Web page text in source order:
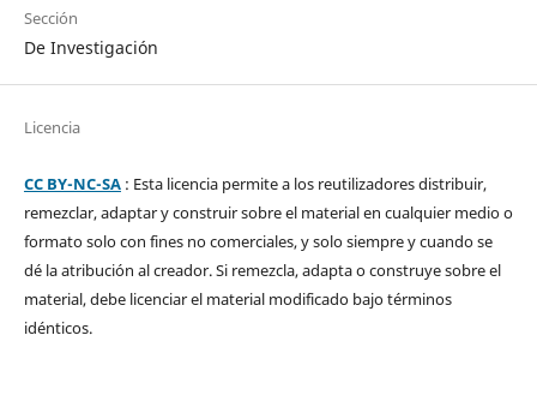
Sección
De Investigación
Licencia
CC BY-NC-SA: Esta licencia permite a los reutilizadores distribuir,
remezclar, adaptar y construir sobre el material en cualquier medio o
formato solo con fines no comerciales, y solo siempre y cuando se
dé la atribución al creador. Si remezcla, adapta o construye sobre el
material, debe licenciar el material modificado bajo términos
idénticos.